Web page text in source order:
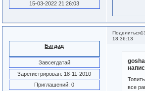
15-03-2022 21:26:03
Поделиться
18:36:13
Багдад
Завсегдатай
Зарегистрирован: 18-11-2010
Приглашений: 0
все